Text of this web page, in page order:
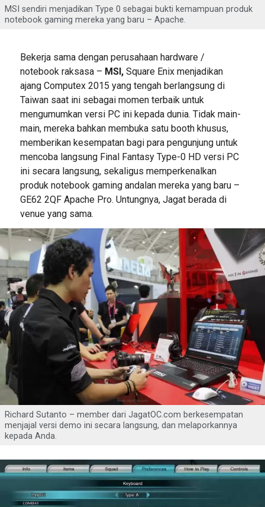
MSI sendiri menjadikan Type 0 sebagai bukti kemampuan produk
notebook gaming mereka yang baru – Apache.
Bekerja sama dengan perusahaan hardware /
notebook raksasa – MSI,Square Enix menjadikan
ajang Computex 2015 yang tengah berlangsung di
Taiwan saat ini sebagai momen terbaik untuk
mengumumkan versi PC ini kepada dunia. Tidak main-
main, mereka bahkan membuka satu booth khusus,
memberikan kesempatan bagi para pengunjung untuk
mencoba langsung Final Fantasy Type-0 HD versi PC
ini secara langsung, sekaligus memperkenalkan
produk notebook gaming andalan mereka yang baru –
GE62 2QF Apache Pro. Untungnya, Jagat berada di
venue yang sama.
Richard Sutanto – member dari JagatOC.com berkesempatan
menjajal versi demo ini secara langsung, dan melaporkannya
kepada Anda.